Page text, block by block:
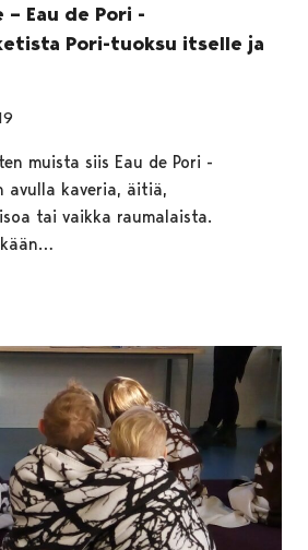
Eau de Pori -
Pori-tuoksu itselle ja
muista siis Eau de Pori -
avulla kaveria, äitiä,
tai vaikka raumalaista.